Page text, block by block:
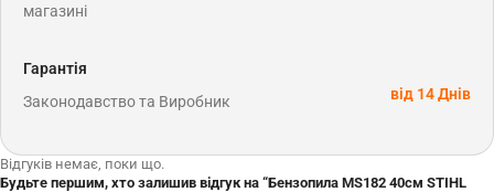
магазині
Гарантія
Законодавство та Виробник
від 14 Днів
Відгуків немає, поки що.
Будьте першим, хто залишив відгук на “Бензопила MS182 40см STIHL